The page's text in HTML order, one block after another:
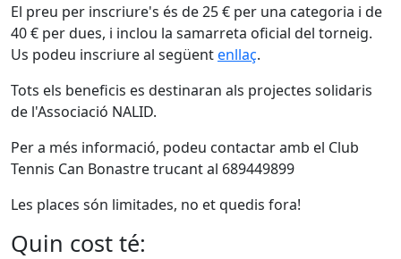
El preu per inscriure's és de 25 € per una categoria i de
40 € per dues, i inclou la samarreta oficial del torneig.
Us podeu inscriure al següentenllaç.
Tots els beneficis es destinaran als projectes solidaris
de l'Associació NALID.
Per a més informació, podeu contactar amb el Club
Tennis Can Bonastre trucant al 689449899
Les places són limitades, no et quedis fora!
Quin cost té: